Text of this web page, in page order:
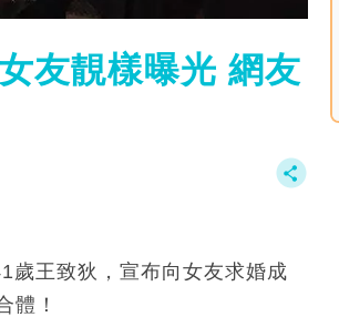
友靚樣曝光 網友
歲王致狄，宣布向女友求婚成
體！